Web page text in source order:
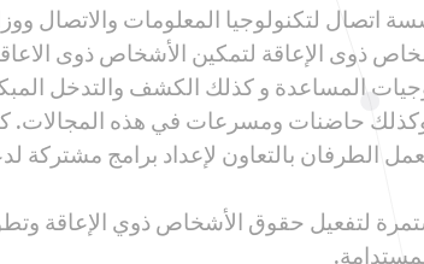
اتصال لتكنولوجيا المعلومات والاتصال
ذوى الإعاقة لتمكين الأشخاص ذوى
المساعدة و كذلك الكشف والتدخل
وكذلك حاضنات ومسرعات في هذه المجالات.
بالتعاون لإعداد برامج مشتركة
لتفعيل حقوق الأشخاص ذوي الإعاقة